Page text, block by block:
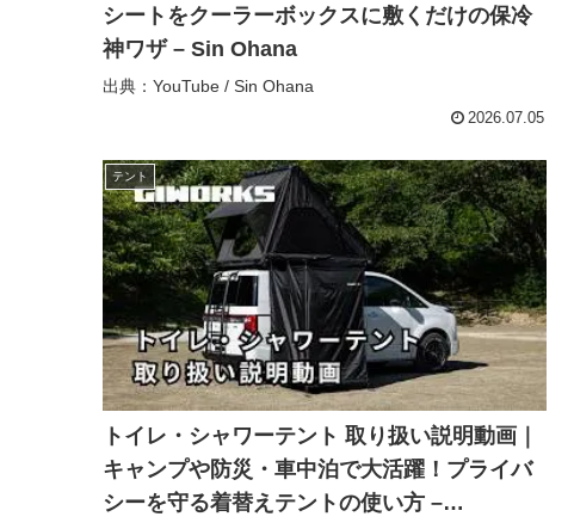
シートをクーラーボックスに敷くだけの保冷
神ワザ – Sin Ohana
出典：YouTube / Sin Ohana
2026.07.05
テント
トイレ・シャワーテント 取り扱い説明動画｜
キャンプや防災・車中泊で大活躍！プライバ
シーを守る着替えテントの使い方 –